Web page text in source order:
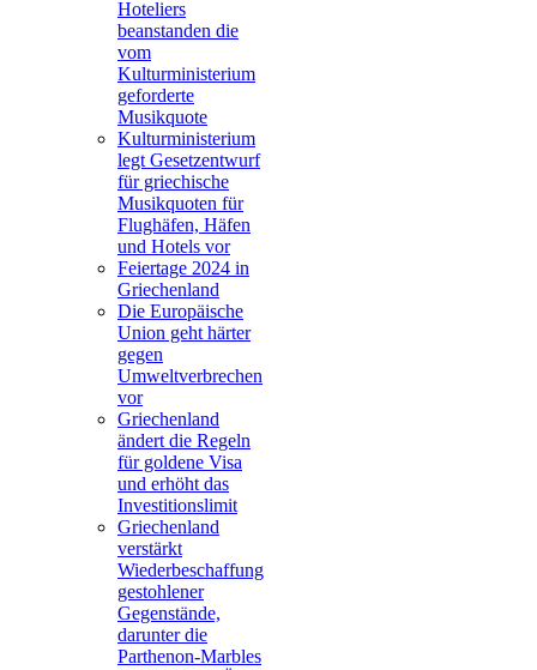
Hoteliers
beanstanden die
vom
Kulturministerium
geforderte
Musikquote
Kulturministerium
legt Gesetzentwurf
für griechische
Musikquoten für
Flughäfen, Häfen
und Hotels vor
Feiertage 2024 in
Griechenland
Die Europäische
Union geht härter
gegen
Umweltverbrechen
vor
Griechenland
ändert die Regeln
für goldene Visa
und erhöht das
Investitionslimit
Griechenland
verstärkt
Wiederbeschaffung
gestohlener
Gegenstände,
darunter die
Parthenon-Marbles